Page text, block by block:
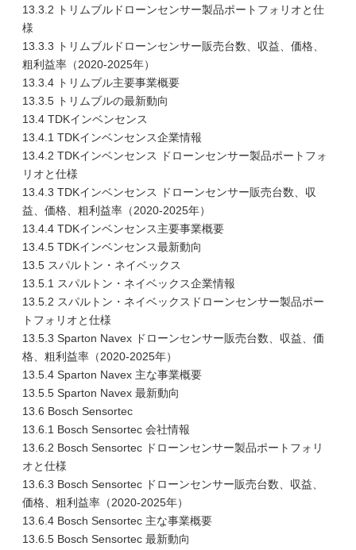
13.3.2 トリムブルドローンセンサー製品ポートフォリオと仕
様
13.3.3 トリムブルドローンセンサー販売台数、収益、価格、
粗利益率（2020-2025年）
13.3.4 トリムブル主要事業概要
13.3.5 トリムブルの最新動向
13.4 TDKインベンセンス
13.4.1 TDKインベンセンス企業情報
13.4.2 TDKインベンセンス ドローンセンサー製品ポートフォ
リオと仕様
13.4.3 TDKインベンセンス ドローンセンサー販売台数、収
益、価格、粗利益率（2020-2025年）
13.4.4 TDKインベンセンス主要事業概要
13.4.5 TDKインベンセンス最新動向
13.5 スパルトン・ネイベックス
13.5.1 スパルトン・ネイベックス企業情報
13.5.2 スパルトン・ネイベックスドローンセンサー製品ポー
トフォリオと仕様
13.5.3 Sparton Navex ドローンセンサー販売台数、収益、価
格、粗利益率（2020-2025年）
13.5.4 Sparton Navex 主な事業概要
13.5.5 Sparton Navex 最新動向
13.6 Bosch Sensortec
13.6.1 Bosch Sensortec 会社情報
13.6.2 Bosch Sensortec ドローンセンサー製品ポートフォリ
オと仕様
13.6.3 Bosch Sensortec ドローンセンサー販売台数、収益、
価格、粗利益率（2020-2025年）
13.6.4 Bosch Sensortec 主な事業概要
13.6.5 Bosch Sensortec 最新動向